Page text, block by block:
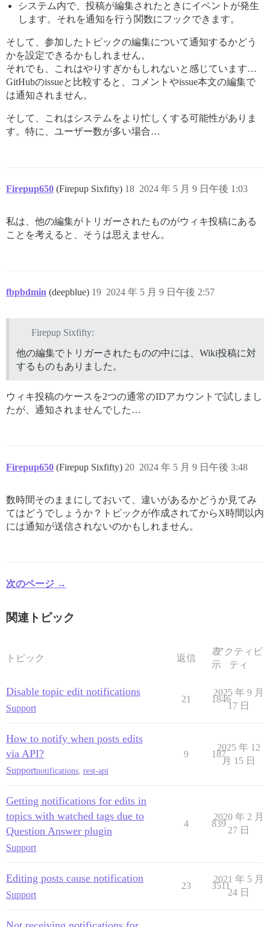
システム内で、投稿が編集されたときにイベントが発生
します。それを通知を行う関数にフックできます。
そして、参加したトピックの編集について通知するかどう
かを設定できるかもしれません。
それでも、これはやりすぎかもしれないと感じています…
GitHubのissueと比較すると、コメントやissue本文の編集で
は通知されません。
そして、これはシステムをより忙しくする可能性がありま
す。特に、ユーザー数が多い場合…
Firepup650 (Firepup Sixfifty) 2024 年 5 月 9 日午後 1:03
18
私は、他の編集がトリガーされたものがウィキ投稿にある
ことを考えると、そうは思えません。
fbpbdmin (deepblue) 2024 年 5 月 9 日午後 2:57
19
Firepup Sixfifty:
他の編集でトリガーされたものの中には、Wiki投稿に対
するものもありました。
ウィキ投稿のケースを2つの通常のIDアカウントで試しまし
たが、通知されませんでした…
Firepup650 (Firepup Sixfifty) 2024 年 5 月 9 日午後 3:48
20
数時間そのままにしておいて、違いがあるかどうか見てみ
てはどうでしょうか？トピックが作成されてからX時間以内
には通知が送信されないのかもしれません。
次のページ →
関連トピック
トピック 返信
表
示
アクティビ
ティ
Disable topic edit notifications
Support
21 1846
2025 年 9 月
17 日
How to notify when posts edits
via API?
Supportnotifications rest-api
9 187
2025 年 12
月 15 日
Getting notifications for edits in
topics with watched tags due to
Question Answer plugin
Support
4 839
2020 年 2 月
27 日
Editing posts cause notification
Support
23 3511
2021 年 5 月
24 日